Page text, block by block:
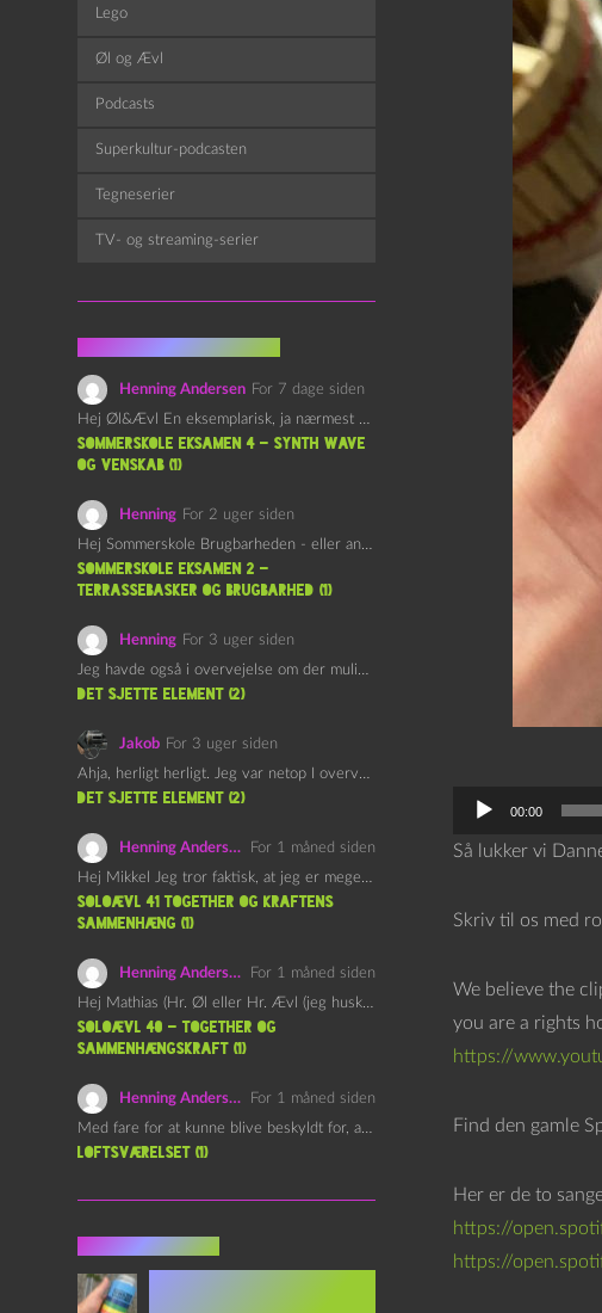
i
e
00:00
Så lukker vi
Skriv til os med
We believe the
you are a rights
https://
Find den gamle
Her er de to
https://
https://
Lego
Øl og Ævl
Podcasts
Superkultur-podcasten
Tegneserier
TV- og streaming-serier
Henning Andersen For 7 dage siden
Hej Øl&Ævl En eksemplarisk, ja nærmest yndefuld, afslutning på SOMMERSKOLEN.…
Sommerskole Eksamen 4 – Synth Wave
og Venskab (1)
Henning For 2 uger siden
Hej Sommerskole Brugbarheden - eller anvendeligheden - af "Øl&Ævl" er…
Sommerskole Eksamen 2 –
Terrassebasker og Brugbarhed (1)
Henning For 3 uger siden
Jeg havde også i overvejelse om der muligvis kunne være…
det sjette element (2)
Jakob For 3 uger siden
Ahja, herligt herligt. Jeg var netop I overvejelser om at…
det sjette element (2)
Henning Andersen
For 1 måned siden
Hej Mikkel Jeg tror faktisk, at jeg er meget enig…
Soloævl 41 Together og Kraftens
Sammenhæng (1)
Henning Andersen
For 1 måned siden
Hej Mathias (Hr. Øl eller Hr. Ævl (jeg husker ikke…
Soloævl 40 – Together og
sammenhængskraft (1)
Henning Andersen
For 1 måned siden
Med fare for at kunne blive beskyldt for, at være…
Loftsværelset (1)